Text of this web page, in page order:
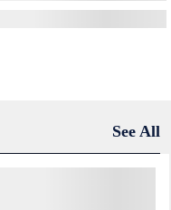
See All